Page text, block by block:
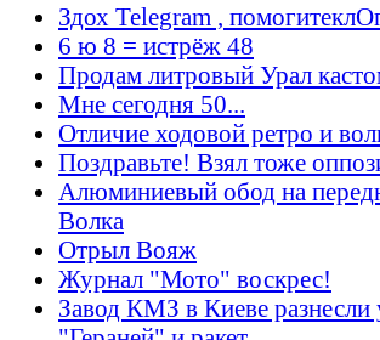
Здох Telegram ,
6 ю 8 = истрёж 48
Продам литровый Урал
Мне сегодня 50...
Отличие ходовой ретро и
Поздравьте! Взял тоже
Алюминиевый обод на
Волка
Отрыл Вояж
Журнал "Мото" воскрес!
Завод КМЗ в Киеве разнесли